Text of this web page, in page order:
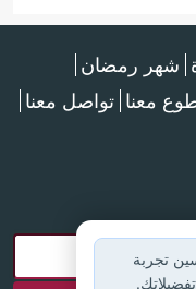
شهر رمضان
معنا تواصل معنا
تجربة